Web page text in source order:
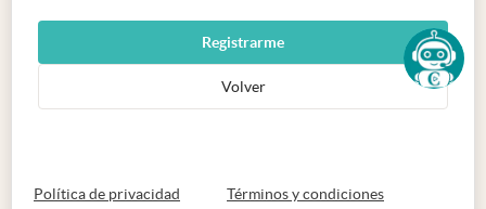
Registrarme
Volver
Política de privacidad abre en nueva pestaña
Términos y condicionesabre en nueva